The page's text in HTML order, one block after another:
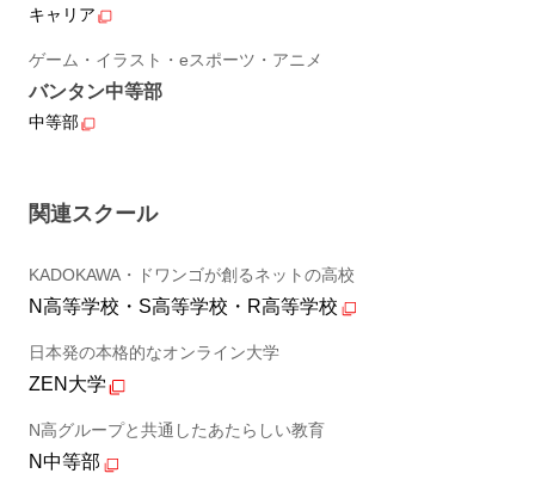
キャリア
ゲーム・イラスト・eスポーツ・アニメ
バンタン中等部
中等部
関連スクール
KADOKAWA・ドワンゴが創るネットの高校
N高等学校・S高等学校・R高等学校
日本発の本格的なオンライン大学
ZEN大学
N高グループと共通したあたらしい教育
N中等部